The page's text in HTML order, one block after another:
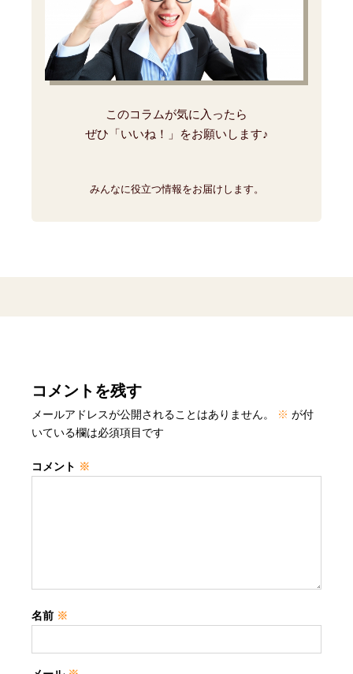
このコラムが気に入ったら
ぜひ「いいね！」をお願いします♪
みんなに役立つ情報をお届けします。
コメントを残す
メールアドレスが公開されることはありません。 ※ が付
いている欄は必須項目です
コメント ※
名前 ※